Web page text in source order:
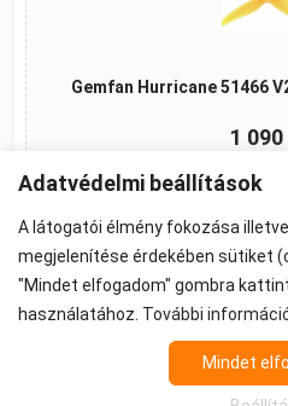
Gemfan Hurricane 51466
1
©2026 -ÁSZF -
Propeller - FPV
Az árak 27% ÁFA-t
Adatvédelmi beállítások
A látogatói élmény fokozása
megjelenítése érdekében sütiket
"Mindet elfogadom" gombra
használatához. További
Mindet